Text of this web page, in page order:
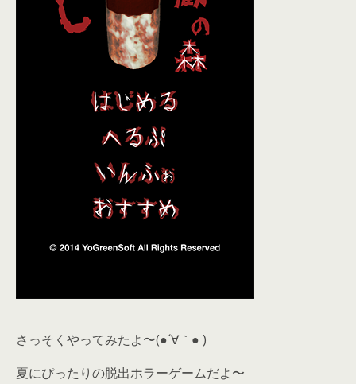
さっそくやってみたよ〜(●´∀｀● )
夏にぴったりの脱出ホラーゲームだよ〜